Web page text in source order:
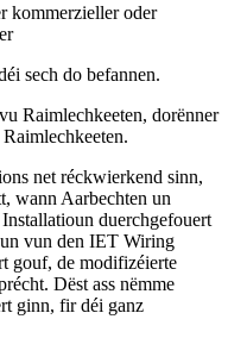
kommerzieller oder
sech do befannen.
Raimlechkeeten, dorënner
net réckwierkend sinn,
wann Aarbechten un
duerchgefouert
vun den IET Wiring
gouf, de modifizéierte
Dëst ass nëmme
ginn, fir déi ganz